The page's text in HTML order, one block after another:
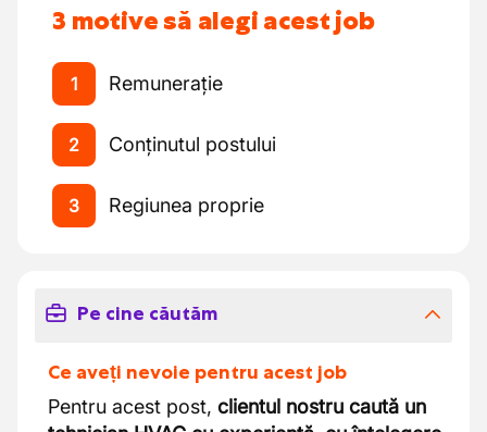
3 motive să alegi acest job
1 Remunerație
2 Conținutul postului
3 Regiunea proprie
Pe cine căutăm
Ce aveți nevoie pentru acest job
Pentru acest post, clientul nostru caută un